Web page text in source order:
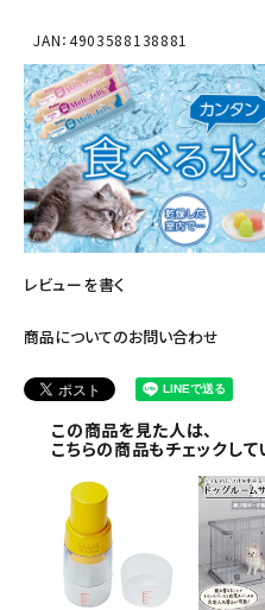
JAN：4903588138881
レビューを書く
商品についてのお問い合わせ
この商品を見た人は、
こちらの商品もチェックして